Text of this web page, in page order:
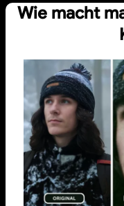
Wie macht